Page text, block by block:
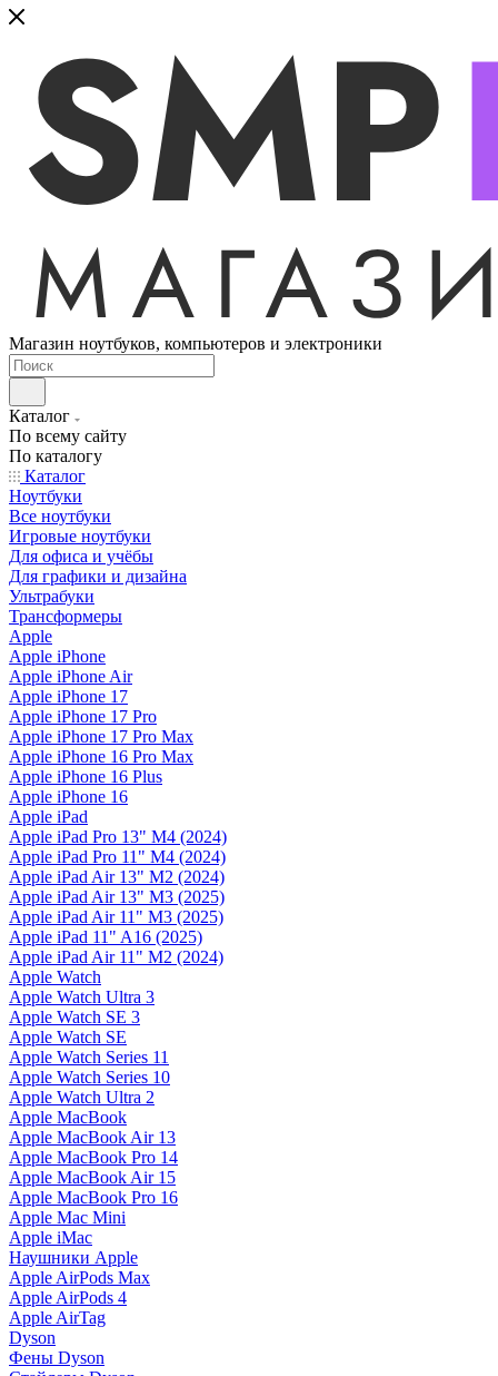
Магазин ноутбуков, компьютеров и электроники
Каталог
По всему сайту
По каталогу
Каталог
Ноутбуки
Все ноутбуки
Игровые ноутбуки
Для офиса и учёбы
Для графики и дизайна
Ультрабуки
Трансформеры
Apple
Apple iPhone
Apple iPhone Air
Apple iPhone 17
Apple iPhone 17 Pro
Apple iPhone 17 Pro Max
Apple iPhone 16 Pro Max
Apple iPhone 16 Plus
Apple iPhone 16
Apple iPad
Apple iPad Pro 13" M4 (2024)
Apple iPad Pro 11" M4 (2024)
Apple iPad Air 13" M2 (2024)
Apple iPad Air 13" M3 (2025)
Apple iPad Air 11" M3 (2025)
Apple iPad 11" A16 (2025)
Apple iPad Air 11" M2 (2024)
Apple Watch
Apple Watch Ultra 3
Apple Watch SE 3
Apple Watch SE
Apple Watch Series 11
Apple Watch Series 10
Apple Watch Ultra 2
Apple MacBook
Apple MacBook Air 13
Apple MacBook Pro 14
Apple MacBook Air 15
Apple MacBook Pro 16
Apple Mac Mini
Apple iMac
Наушники Apple
Apple AirPods Max
Apple AirPods 4
Apple AirTag
Dyson
Фены Dyson